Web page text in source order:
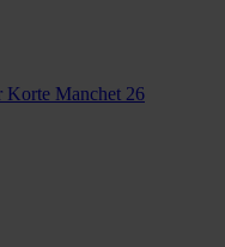
Korte Manchet 26